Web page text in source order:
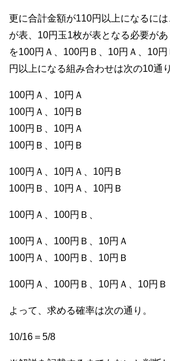
更に合計金額が110円以上になるに
が表、10円玉1枚が表となる必要が
を100円Ａ、100円Ｂ、10円Ａ、10
円以上になる組み合わせは次の10通
100円Ａ、10円Ａ
100円Ａ、10円Ｂ
100円Ｂ、10円Ａ
100円Ｂ、10円Ｂ
100円Ａ、10円Ａ、10円Ｂ
100円Ｂ、10円Ａ、10円Ｂ
100円Ａ、100円Ｂ、
100円Ａ、100円Ｂ、10円Ａ
100円Ａ、100円Ｂ、10円Ｂ
100円Ａ、100円Ｂ、10円Ａ、10円Ｂ
よって、求める確率は次の通り。
10/16＝5/8